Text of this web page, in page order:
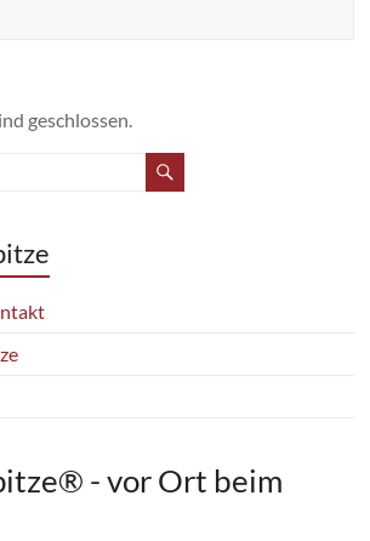
geschlossen.
- vor Ort beim